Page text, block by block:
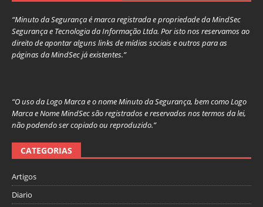
“Minuto da Segurança é marca registrada e propriedade da MindSec
Segurança e Tecnologia da Informação Ltda. Por isto nos reservamos ao
direito de apontar alguns links de mídias sociais e outros para as
páginas da MindSec já existentes.”
“O uso da Logo Marca e o nome Minuto da Segurança, bem como Logo
Marca e Nome MindSec são registrados e reservados nos termos da lei,
não podendo ser copiado ou reproduzido.”
CATEGORIAS
Artigos
Diario